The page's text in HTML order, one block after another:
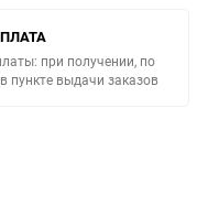
при получении, по
пункте выдачи заказов